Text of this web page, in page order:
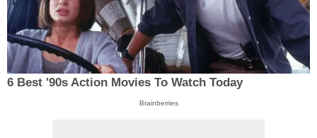
6 Best '90s Action Movies To Watch Today
Brainberries